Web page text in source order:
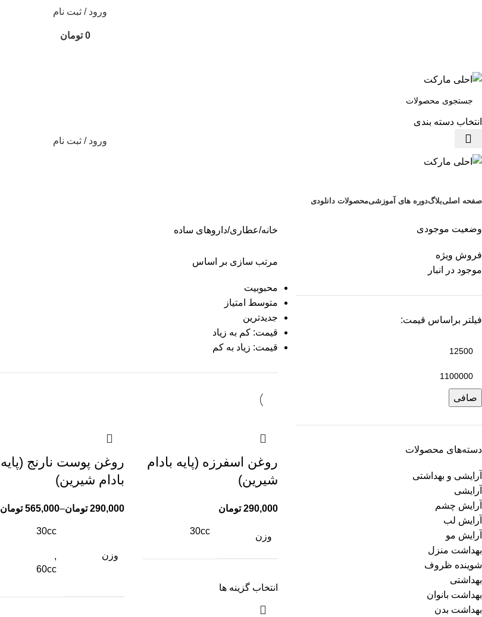
ورود / ثبت نام
0 تومان
انتخاب دسته بندی
ورود / ثبت نام
صفحه اصلیبلاگدوره های آموزشیمحصولات دانلودی
وضعیت موجودی
فروش ویژه
موجود در انبار
فیلتر براساس قیمت:
صافی
دسته‌های محصولات
آرایشی و بهداشتی
آرایشی
آرایش چشم
آرایش لب
آرایش مو
بهداشت منزل
شوینده ظروف
بهداشتی
بهداشت بانوان
بهداشت بدن
خانه عطاری داروهای ساده
مرتب سازی بر اساس
محبوبیت
متوسط امتیاز
جدیدترین
قیمت: کم به زیاد
قیمت: زیاد به کم
روغن اسفرزه (پایه بادام
شیرین)
290,000 تومان
وزن
30cc
انتخاب گزینه ها
روغن پوست نارنج (پايه
بادام شيرين)
290,000 تومان–
565,000 تومان
وزن
30cc
,
60cc